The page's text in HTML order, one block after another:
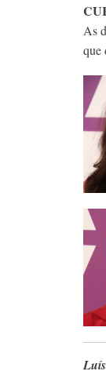
As
que